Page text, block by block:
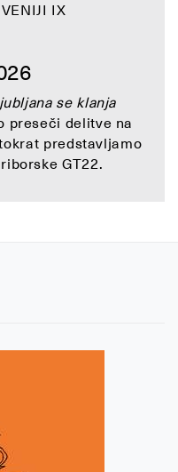
IX
se klanja
preseči delitve na
predstavljamo
GT22.